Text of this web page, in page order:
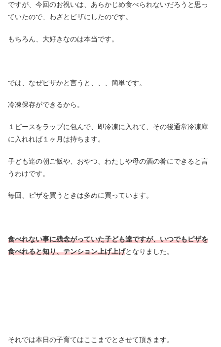
ですが、今回のお祝いは、あらかじめ食べられないだろうと思っ
ていたので、わざとピザにしたのです。
もちろん、大好きなのは本当です。
では、なぜピザかと言うと、、、簡単です。
冷凍保存ができるから。
１ピースをラップに包んで、即冷凍に入れて、その後通常冷凍庫
に入れれば１ヶ月は持ちます。
子ども達の朝ご飯や、おやつ、わたしや母の酒の肴にできると言
うわけです。
毎回、ピザを買うときは多めに買っています。
食べれない事に残念がっていた子ども達ですが、いつでもピザを
食べれると知り、テンション上げ上げとなりました。
それでは本日の子育てはここまでとさせて頂きます。